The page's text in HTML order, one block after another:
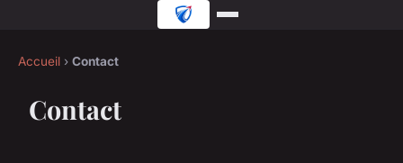
Accueil › Contact
Contact